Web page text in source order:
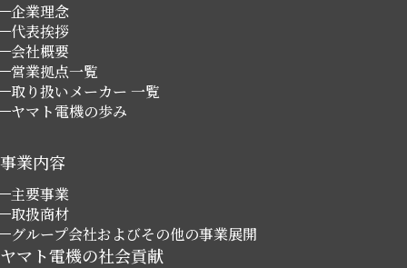
企業理念
代表挨拶
会社概要
営業拠点一覧
取り扱いメーカー 一覧
ヤマト電機の歩み
事業内容
主要事業
取扱商材
グループ会社およびその他の事業展開
ヤマト電機の社会貢献